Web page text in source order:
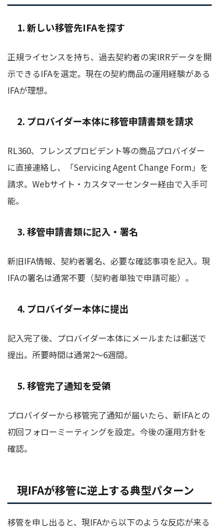
1. 新しい移管先IFAを探す
正規ライセンスを持ち、過去契約者の実IRRデータを開
示できるIFAを選定。現在の契約商品の運用経験がある
IFAが理想。
2. プロバイダー本体に移管申請書類を請求
RL360、フレンズプロビデント等の商品プロバイダー
に直接連絡し、「Servicing Agent Change Form」を
請求。Webサイト・カスタマーセンター経由で入手可
能。
3. 移管申請書類に記入・署名
新旧IFA情報、契約者署名、必要な確認事項を記入。現
IFAの署名は通常不要（契約者単独で申請可能）。
4. プロバイダー本体に提出
記入完了後、プロバイダー本体にメールまたは郵送で
提出。所要時間は通常2〜6週間。
5. 移管完了通知を受領
プロバイダーから移管完了通知が届いたら、新IFAとの
初回フォローミーティングを設定。今後の運用方針を
確認。
現IFAが移管に逆上する典型パターン
移管を申し出ると、現IFAから以下のような反応が来る